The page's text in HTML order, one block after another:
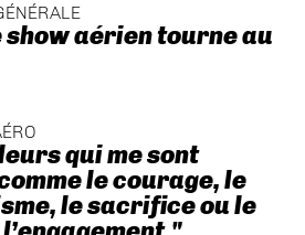
show aérien tourne au
qui me sont
le courage, le
le sacrifice ou le